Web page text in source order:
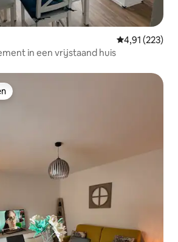
Gemiddelde
4,91 (223)
in een vrijstaand huis